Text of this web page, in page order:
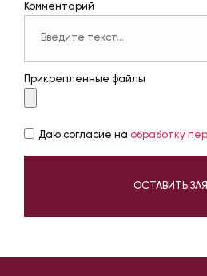
Комментарий
Прикрепленные файлы
Даю согласие на обработку
ОСТАВИТЬ